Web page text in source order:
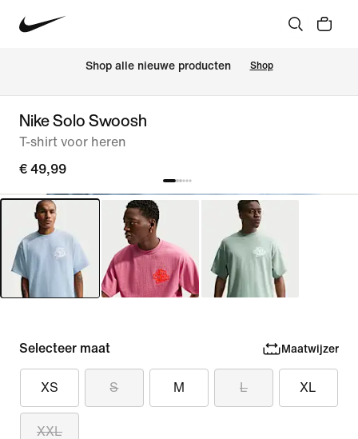
Shop alle nieuwe producten Shop
Nike Solo Swoosh
T-shirt voor heren
€ 49,99
Selecteer maat Maatwijzer
XS S M L XL
XXL